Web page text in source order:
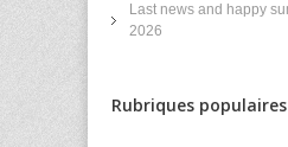
Last news and happy
2026
Rubriques populaires